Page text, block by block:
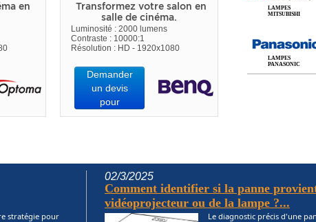
LAMPES
MITSUBISHI
LAMPES
PANASONIC
en
Transformez votre salon en
salle de cinéma.
Luminosité : 2000 lumens
Contraste : 10000:1
Résolution : HD - 1920x1080
Demander
un devis
pour
stratégie pour
02/3/2025
Comment identifier si la panne
vidéoprojecteur ou de la lampe ?...
Le diagnostic précis d'une